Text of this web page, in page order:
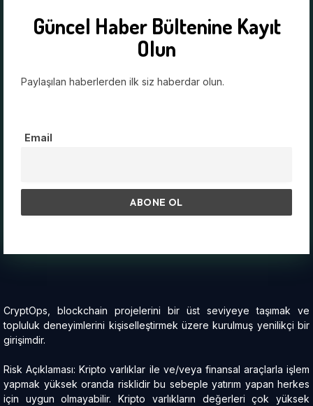
Güncel Haber Bültenine Kayıt
Olun
Paylaşılan haberlerden ilk siz haberdar olun.
Email
CryptOps, blockchain projelerini bir üst seviyeye taşımak ve
topluluk deneyimlerini kişiselleştirmek üzere kurulmuş yenilikçi bir
girişimdir.
Risk Açıklaması: Kripto varlıklar ile ve/veya finansal araçlarla işlem
yapmak yüksek oranda risklidir bu sebeple yatırım yapan herkes
için uygun olmayabilir. Kripto varlıkların değerleri çok yüksek